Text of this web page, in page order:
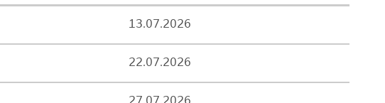
13.07.2026
22.07.2026